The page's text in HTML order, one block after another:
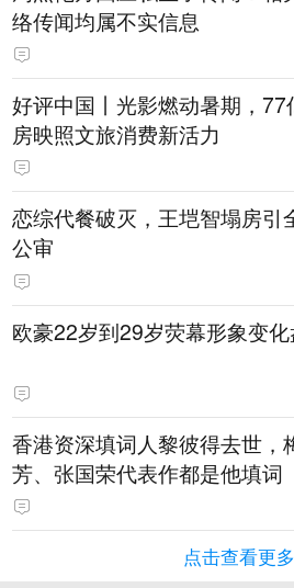
络传闻均属不实信息
好评中国丨光影燃动暑期，77
房映照文旅消费新活力
恋综代餐破灭，王垲智塌房引
公审
欧豪22岁到29岁荧幕形象变化
香港资深填词人黎彼得去世，
芳、张国荣代表作都是他填词
点击查看更多